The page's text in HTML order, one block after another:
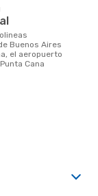
Buenos Aires
el aeropuerto
Cana